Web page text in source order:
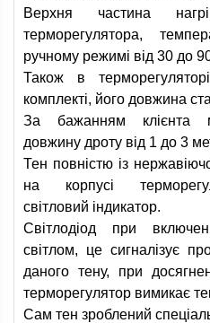
Верхня частина
терморегулятора,
ручному режимі від 30 до
Також в
комплекті, його довжина
За бажанням клієнта
довжину дроту від 1 до 3
Тен повністю із
на корпусі
світловий індикатор.
Світлодіод при
світлом, це сигналізує
даного тену, при
терморегулятор вимикає
Сам тен зроблений